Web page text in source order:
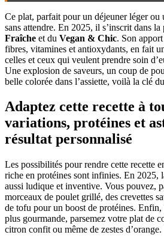
Ce plat, parfait pour un déjeuner léger ou
sans attendre. En 2025, il s’inscrit dans
Fraîche et du Vegan & Chic. Son
fibres, vitamines et antioxydants, en fait
celles et ceux qui veulent prendre soin
Une explosion de saveurs, un coup de
belle colorée dans l’assiette, voilà la clé
Adaptez cette recette à
variations, protéines et
résultat personnalisé
Les possibilités pour rendre cette recette
riche en protéines sont infinies. En 2025,
aussi ludique et inventive. Vous pouvez,
morceaux de poulet grillé, des crevettes
de tofu pour un boost de protéines.
plus gourmande, parsemez votre plat de
citron confit ou même de zestes d’orange.